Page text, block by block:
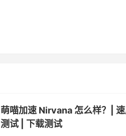
萌喵加速 Nirvana 怎么样？|
测试 | 下载测试